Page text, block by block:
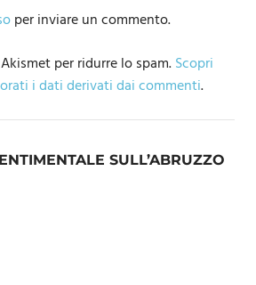
per inviare un commento.
per ridurre lo spam.Scopri
i dati derivati dai commenti.
SULL’ABRUZZO